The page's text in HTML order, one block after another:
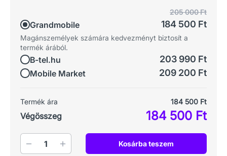
Grandmobile
205 000 Ft
184 500 Ft
Magánszemélyek számára kedvezményt biztosít a
termék árából.
B-tel.hu 203 990 Ft
Mobile Market 209 200 Ft
Termék ára 184 500 Ft
Végösszeg 184 500 Ft
Mennyiség Kosárba teszem